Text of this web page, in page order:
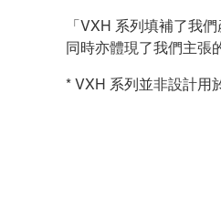
「VXH 系列填補了我
同時亦體現了我們主張
* VXH 系列並非設計用